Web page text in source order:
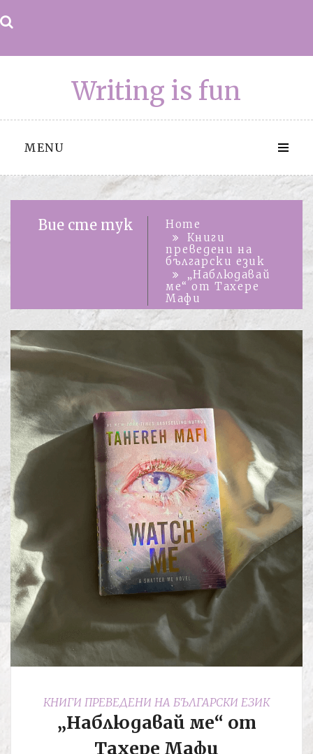
to
Writing is fun
MENU
Вие сте тук
Home
Книги
преведени на
български език
„Наблюдавай
ме“ от Тахере
Мафи
КНИГИ ПРЕВЕДЕНИ НА БЪЛГАРСКИ ЕЗИК
„Наблюдавай ме“ от
Тахере Мафи